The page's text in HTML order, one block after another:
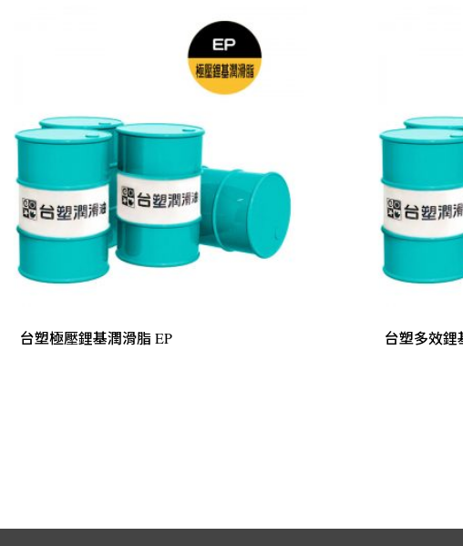
台塑極壓鋰基潤滑脂 EP 台塑多效鋰